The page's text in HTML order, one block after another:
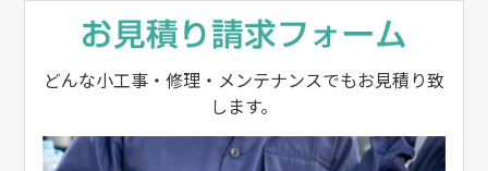
どんな小工事・修理・メンテナンスでもお見積り致
します。